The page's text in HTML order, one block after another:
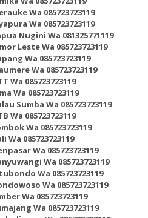
Wa 085723723119
Wa 085723723119
Nugini Wa 081325771119
Leste Wa 085723723119
Wa 085723723119
Wa 085723723119
Wa 085723723119
Wa 085723723119
Sumba Wa 085723723119
Wa 085723723119
Wa 085723723119
085723723119
Wa 085723723119
Wa 085723723119
Wa 085723723119
Wa 085723723119
Wa 085723723119
Wa 085723723119